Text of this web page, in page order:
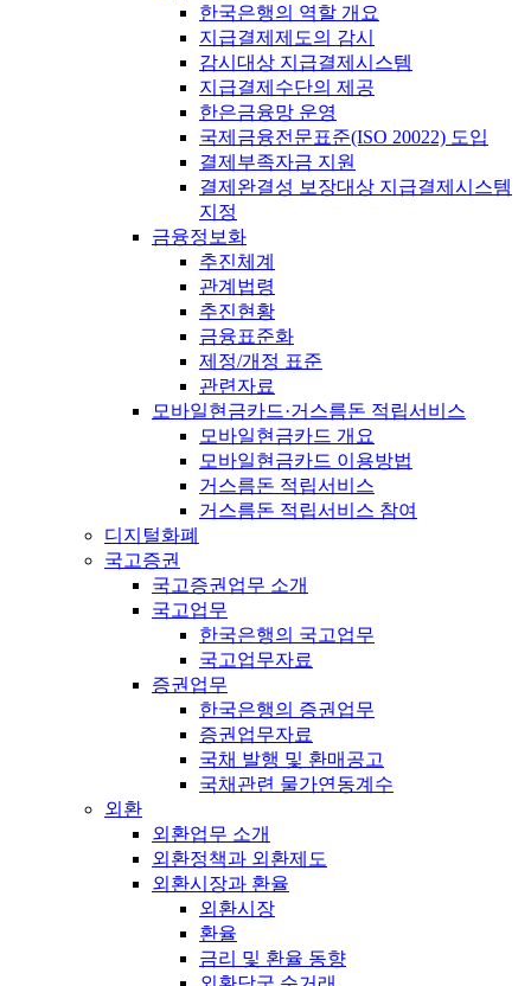
한국은행의 역할 개요
지급결제제도의 감시
감시대상 지급결제시스템
지급결제수단의 제공
한은금융망 운영
국제금융전문표준(ISO 20022) 도입
결제부족자금 지원
결제완결성 보장대상 지급결제시스템
지정
금융정보화
추진체계
관계법령
추진현황
금융표준화
제정/개정 표준
관련자료
모바일현금카드·거스름돈 적립서비스
모바일현금카드 개요
모바일현금카드 이용방법
거스름돈 적립서비스
거스름돈 적립서비스 참여
디지털화폐
국고증권
국고증권업무 소개
국고업무
한국은행의 국고업무
국고업무자료
증권업무
한국은행의 증권업무
증권업무자료
국채 발행 및 환매공고
국채관련 물가연동계수
외환
외환업무 소개
외환정책과 외환제도
외환시장과 환율
외환시장
환율
금리 및 환율 동향